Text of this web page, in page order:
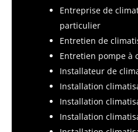
Entreprise de
particulier
Entretien de
Entretien pompe à
Installateur de
Installation
Installation
Installation